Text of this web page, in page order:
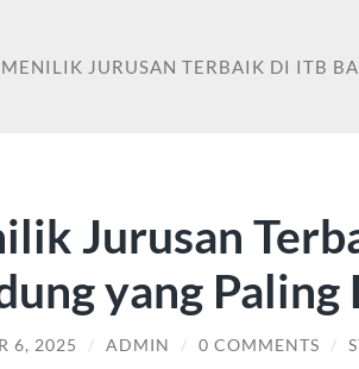
MENILIK JURUSAN TERBAIK DI ITB
Jurusan
yang
6, 2025 / ADMIN / 0 COMMENTS /